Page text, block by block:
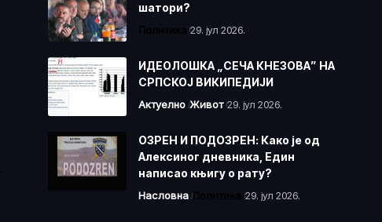
шатори?
Политика 29. јул 2026.
ИДЕОЛОШКА „СЕЧА КНЕЗОВА” НА
СРПСКОЈ ВИКИПЕДИЈИ
Актуелно Живот 29. јул 2026.
ОЗРЕН И ПОДОЗРЕН: Како је од
Алексиног дневника, Един
написао књигу о рату?
Насловна Политика 29. јул 2026.